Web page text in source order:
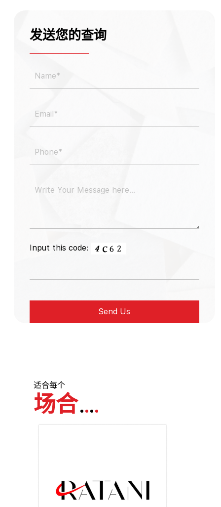
发送您的查询
Input this code:
适合每个
场合